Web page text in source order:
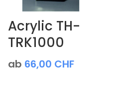
Acrylic TH-
TRK1000
ab 66,00 CHF